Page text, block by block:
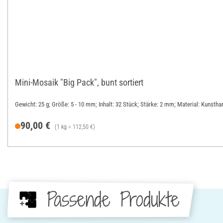
Mini-Mosaik "Big Pack", bunt sortiert
Gewicht: 25 g; Größe: 5 - 10 mm; Inhalt: 32 Stück; Stärke: 2 mm; Material:
90,00 € (1 kg = 112,50 €)
Passende Produkte